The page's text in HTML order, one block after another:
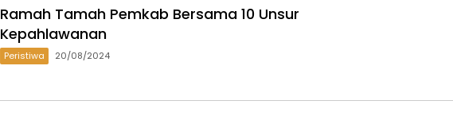
Ramah Tamah Pemkab Bersama 10 Unsur
Kepahlawanan
Peristiwa 20/08/2024